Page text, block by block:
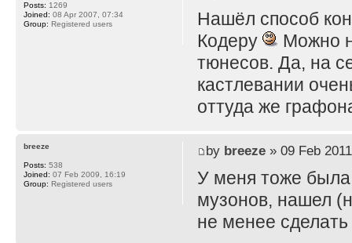
Нашёл способ
Кодеру
Можно
тюнесов. Да, на
кастлевании
оттуда же
Posts: 1269
Joined: 08 Apr 2007, 07:34
Group: Registered users
by breeze» 09 Feb
У меня тоже была
музонов, нашел
не менее
breeze
Posts: 538
Joined: 07 Feb 2009, 16:19
Group: Registered users